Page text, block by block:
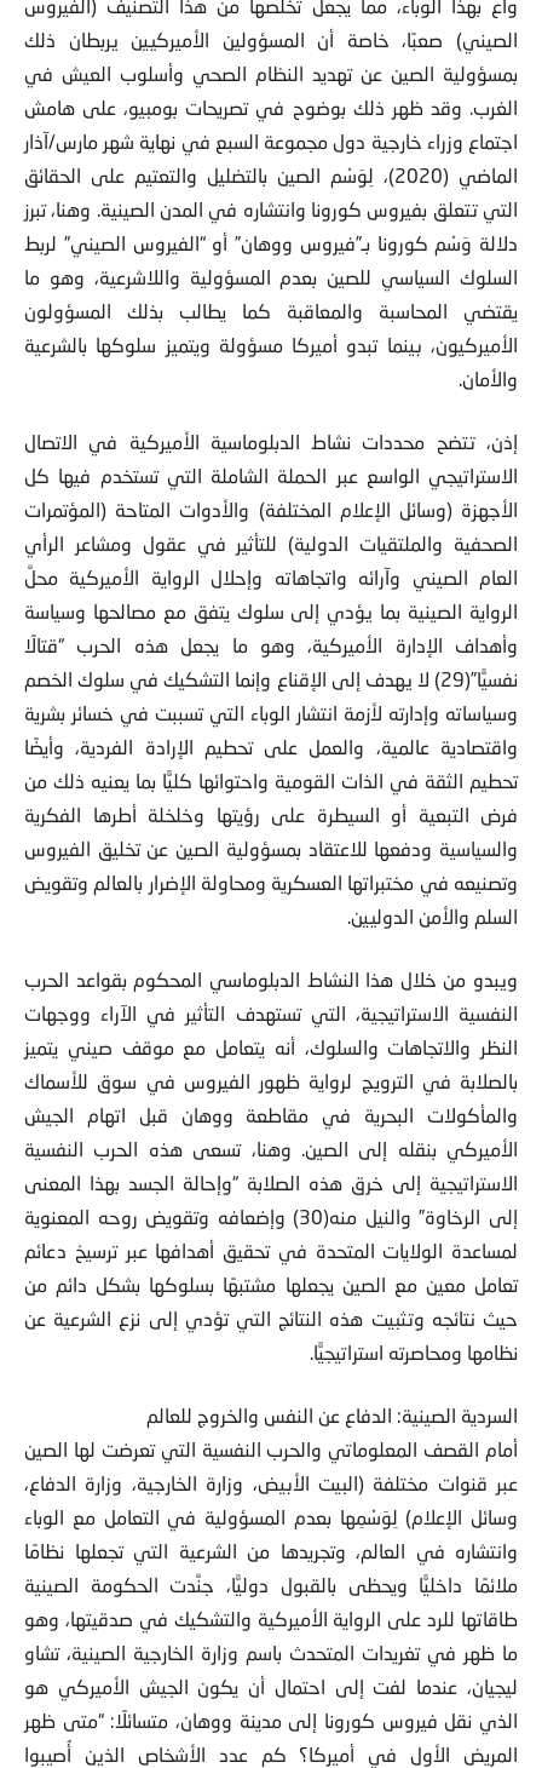
واع بهذا الوباء، مما يجعل تخلصها من هذا التصنيف (الفيروس
الصيني) صعبًا، خاصة أن المسؤولين الأميركيين يربطان ذلك
بمسؤولية الصين عن تهديد النظام الصحي وأسلوب العيش في
الغرب. وقد ظهر ذلك بوضوح في تصريحات بومبيو، على هامش
اجتماع وزراء خارجية دول مجموعة السبع في نهاية شهر مارس/آذار
الماضي (2020)، لِوَسْم الصين بالتضليل والتعتيم على الحقائق
التي تتعلق بفيروس كورونا وانتشاره في المدن الصينية. وهنا، تبرز
دلالة وَسْم كورونا بـ”فيروس ووهان” أو “الفيروس الصيني” لربط
السلوك السياسي للصين بعدم المسؤولية واللاشرعية، وهو ما
يقتضي المحاسبة والمعاقبة كما يطالب بذلك المسؤولون
الأميركيون، بينما تبدو أميركا مسؤولة ويتميز سلوكها بالشرعية
والأمان.
إذن، تتضح محددات نشاط الدبلوماسية الأميركية في الاتصال
الاستراتيجي الواسع عبر الحملة الشاملة التي تستخدم فيها كل
الأجهزة (وسائل الإعلام المختلفة) والأدوات المتاحة (المؤتمرات
الصحفية والملتقيات الدولية) للتأثير في عقول ومشاعر الرأي
العام الصيني وآرائه واتجاهاته وإحلال الرواية الأميركية محلَّ
الرواية الصينية بما يؤدي إلى سلوك يتفق مع مصالحها وسياسة
وأهداف الإدارة الأميركية، وهو ما يجعل هذه الحرب “قتالًا
نفسيًّا”(29) لا يهدف إلى الإقناع وإنما التشكيك في سلوك الخصم
وسياساته وإدارته لأزمة انتشار الوباء التي تسببت في خسائر بشرية
واقتصادية عالمية، والعمل على تحطيم الإرادة الفردية، وأيضًا
تحطيم الثقة في الذات القومية واحتوائها كليًّا بما يعنيه ذلك من
فرض التبعية أو السيطرة على رؤيتها وخلخلة أطرها الفكرية
والسياسية ودفعها للاعتقاد بمسؤولية الصين عن تخليق الفيروس
وتصنيعه في مختبراتها العسكرية ومحاولة الإضرار بالعالم وتقويض
السلم والأمن الدوليين.
ويبدو من خلال هذا النشاط الدبلوماسي المحكوم بقواعد الحرب
النفسية الاستراتيجية، التي تستهدف التأثير في الآراء ووجهات
النظر والاتجاهات والسلوك، أنه يتعامل مع موقف صيني يتميز
بالصلابة في الترويج لرواية ظهور الفيروس في سوق للأسماك
والمأكولات البحرية في مقاطعة ووهان قبل اتهام الجيش
الأميركي بنقله إلى الصين. وهنا، تسعى هذه الحرب النفسية
الاستراتيجية إلى خرق هذه الصلابة “وإحالة الجسد بهذا المعنى
إلى الرخاوة” والنيل منه(30) وإضعافه وتقويض روحه المعنوية
لمساعدة الولايات المتحدة في تحقيق أهدافها عبر ترسيخ دعائم
تعامل معين مع الصين يجعلها مشتبهًا بسلوكها بشكل دائم من
حيث نتائجه وتثبيت هذه النتائج التي تؤدي إلى نزع الشرعية عن
نظامها ومحاصرته استراتيجيًّا.
السردية الصينية: الدفاع عن النفس والخروج للعالم
أمام القصف المعلوماتي والحرب النفسية التي تعرضت لها الصين
عبر قنوات مختلفة (البيت الأبيض، وزارة الخارجية، وزارة الدفاع،
وسائل الإعلام) لِوَسْمِها بعدم المسؤولية في التعامل مع الوباء
وانتشاره في العالم، وتجريدها من الشرعية التي تجعلها نظامًا
ملائمًا داخليًّا ويحظى بالقبول دوليًّا، جنَّدت الحكومة الصينية
طاقاتها للرد على الرواية الأميركية والتشكيك في صدقيتها، وهو
ما ظهر في تغريدات المتحدث باسم وزارة الخارجية الصينية، تشاو
ليجيان، عندما لفت إلى احتمال أن يكون الجيش الأميركي هو
الذي نقل فيروس كورونا إلى مدينة ووهان، متسائلًا: “متى ظهر
المريض الأول في أميركا؟ كم عدد الأشخاص الذين أُصيبوا